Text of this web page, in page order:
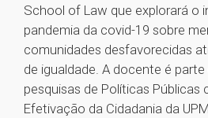
School of Law que explorará o
pandemia da covid-19 sobre
comunidades desfavorecidas
de igualdade. A docente é
pesquisas de Políticas
Efetivação da Cidadania da